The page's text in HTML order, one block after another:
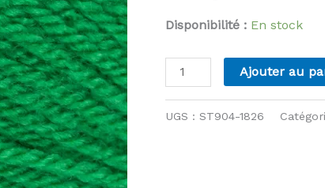
Disponibilité : En stock
quantité
de
Ajouter au
UGS : ST904-1826